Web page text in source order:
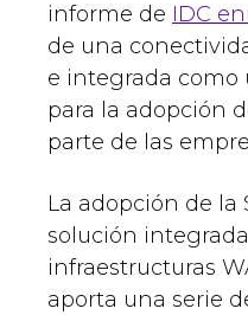
informe de IDC
de una
e integrada como
para la adopción
parte de las
La adopción de la
solución
infraestructuras
aporta una serie